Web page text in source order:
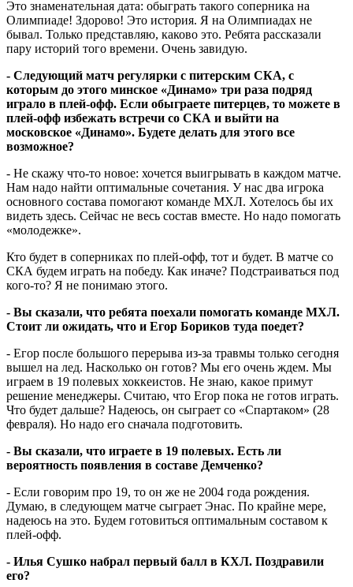
Это знаменательная дата: обыграть такого соперника на
Олимпиаде! Здорово! Это история. Я на Олимпиадах не
бывал. Только представляю, каково это. Ребята рассказали
пару историй того времени. Очень завидую.
- Следующий матч регулярки с питерским СКА, с
которым до этого минское «Динамо» три раза подряд
играло в плей-офф. Если обыграете питерцев, то можете в
плей-офф избежать встречи со СКА и выйти на
московское «Динамо». Будете делать для этого все
возможное?
- Не скажу что-то новое: хочется выигрывать в каждом матче.
Нам надо найти оптимальные сочетания. У нас два игрока
основного состава помогают команде МХЛ. Хотелось бы их
видеть здесь. Сейчас не весь состав вместе. Но надо помогать
«молодежке».
Кто будет в соперниках по плей-офф, тот и будет. В матче со
СКА будем играть на победу. Как иначе? Подстраиваться под
кого-то? Я не понимаю этого.
- Вы сказали, что ребята поехали помогать команде МХЛ.
Стоит ли ожидать, что и Егор Бориков туда поедет?
- Егор после большого перерыва из-за травмы только сегодня
вышел на лед. Насколько он готов? Мы его очень ждем. Мы
играем в 19 полевых хоккеистов. Не знаю, какое примут
решение менеджеры. Считаю, что Егор пока не готов играть.
Что будет дальше? Надеюсь, он сыграет со «Спартаком» (28
февраля). Но надо его сначала подготовить.
- Вы сказали, что играете в 19 полевых. Есть ли
вероятность появления в составе Демченко?
- Если говорим про 19, то он же не 2004 года рождения.
Думаю, в следующем матче сыграет Энас. По крайне мере,
надеюсь на это. Будем готовиться оптимальным составом к
плей-офф.
- Илья Сушко набрал первый балл в КХЛ. Поздравили
его?